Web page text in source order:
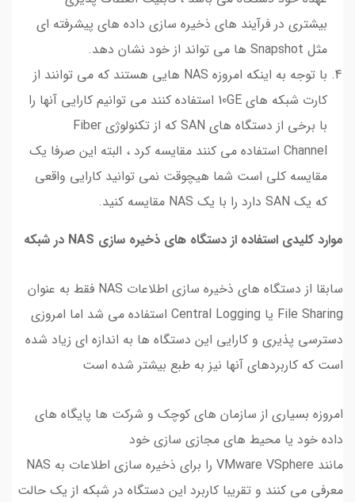
بیشتری در فرآیند های ذخیره سازی داده های پیشرفته ای
مثل Snapshot ها می تواند از خود نشان دهد.
با توجه به اینکه امروزه NAS هایی هستند که می توانند از
کارت شبکه های 10GE استفاده کنند می توانیم کارایی آنها را
با برخی از دستگاه های SAN که از تکنولوژی Fiber
Channel استفاده می کنند مقایسه کرد ، البته این صرفا یک
مقایسه کلی است شما هیچوقت نمی توانید کارایی واقعی
که یک SAN دارد را با یک NAS مقایسه کنید.
موارد کلیدی استفاده از دستگاه های ذخیره سازی NAS در شبکه
سابقا از دستگاه های ذخیره سازی اطلاعات NAS فقط به عنوان
File Sharing یا Central Logging استفاده می شد اما امروزی
دسترسی پذیری و کارایی این دستگاه ها به اندازه ای زیاد شده
است که کاربردهای آنها نیز به طبع بیشتر شده است
امروزه بسیاری از سازمان های کوچک و شرکت ها پایگاه های
داده خود یا محیط های مجازی سازی خود
مانند VMware VSphere را برای ذخیره سازی اطلاعات به NAS
معرفی می کنند و تقریبا کاربرد این دستگاه در شبکه از یک حالت